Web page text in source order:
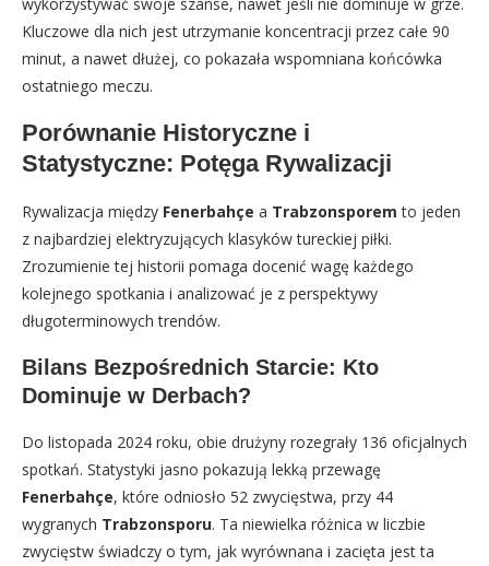
wykorzystywać swoje szanse, nawet jeśli nie dominuje w grze.
Kluczowe dla nich jest utrzymanie koncentracji przez całe 90
minut, a nawet dłużej, co pokazała wspomniana końcówka
ostatniego meczu.
Porównanie Historyczne i
Statystyczne: Potęga Rywalizacji
Rywalizacja między Fenerbahçe a Trabzonsporem to jeden
z najbardziej elektryzujących klasyków tureckiej piłki.
Zrozumienie tej historii pomaga docenić wagę każdego
kolejnego spotkania i analizować je z perspektywy
długoterminowych trendów.
Bilans Bezpośrednich Starcie: Kto
Dominuje w Derbach?
Do listopada 2024 roku, obie drużyny rozegrały 136 oficjalnych
spotkań. Statystyki jasno pokazują lekką przewagę
Fenerbahçe, które odniosło 52 zwycięstwa, przy 44
wygranych Trabzonsporu. Ta niewielka różnica w liczbie
zwycięstw świadczy o tym, jak wyrównana i zacięta jest ta